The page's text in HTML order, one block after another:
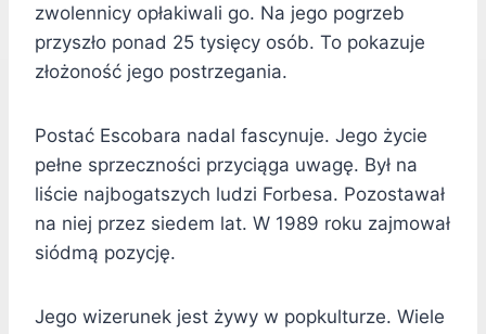
zwolennicy opłakiwali go. Na jego pogrzeb
przyszło ponad 25 tysięcy osób. To pokazuje
złożoność jego postrzegania.
Postać Escobara nadal fascynuje. Jego życie
pełne sprzeczności przyciąga uwagę. Był na
liście najbogatszych ludzi Forbesa. Pozostawał
na niej przez siedem lat. W 1989 roku zajmował
siódmą pozycję.
Jego wizerunek jest żywy w popkulturze. Wiele